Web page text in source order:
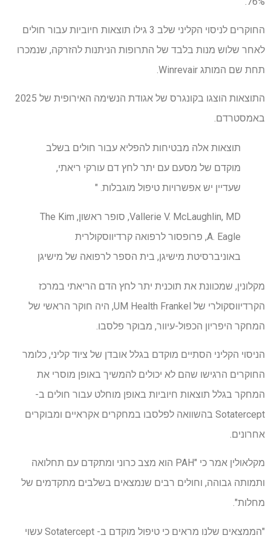
החוקרים לניסוי הקליני שלב 3 גילו תוצאות חיוביות עבור חולים
לאחר שלוש מנות בלבד של התרופות הניתנות להזרקה, שנמכרו
תחת שם המותג Winrevair.
התוצאות הוצגו בקונגרס של אגודת הנשימה האירופית של 2025
באמסטרדם.
תוצאות אלה מבטיחות להפליא עבור חולים בשלב
מוקדם של מסעם עם יתר לחץ דם עורקי ריאתי,
שעדיין יש אפשרויות טיפול מוגבלות. "
Vallerie V. McLaughlin, MD, סופר ראשון, The Kim
A. Eagle, פרופסור לרפואה קרדיווסקולרית
באוניברסיטת מישיגן, בית הספר לרפואה של מישיגן
מקלונין, שמכוונת את תוכנית יתר לחץ הדם הריאתי במרכז
הקרדיווסקולרי של UM Health Frankel, היה חוקר הראשי של
המחקר היפריון הכפול-עיוור, מבוקר פלסבו.
הניסוי הקליני הסתיים מוקדם בגלל אובדן של ציוד קליני, כלומר
החוקרים הרגישו שהם לא יכולים להמשיך באופן מוסרי את
המחקר בגלל תוצאות חיוביות באופן מוחלט עבור חולים ב-
Sotatercept בהשוואה לפלסבו במחקרים אקראיים ומבוקרים
אחרונים.
מקלאולין אמר כי "PAH הוא מצב כרוני ומתקדם עם תחלואה
ותמותה גבוהה, וחולים רבים שנמצאים בשלבים מתקדמים של
מחלות".
"הממצאים שלנו מראים כי טיפול מוקדם ב- Sotatercept עשוי